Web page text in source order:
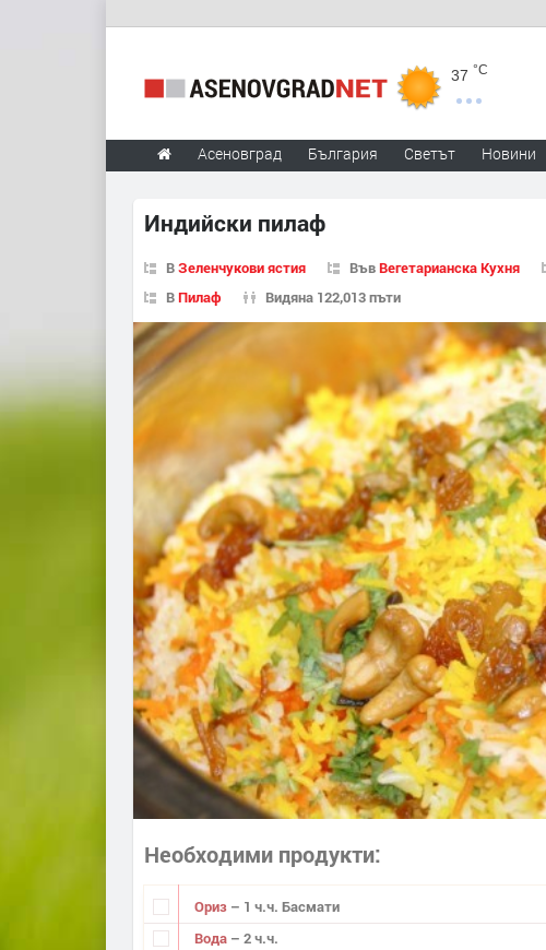
37 °C
Асеновград България Светът Новини
Индийски пилаф
ВЗеленчукови ястия ВъвВегетарианска Кухня
ВПилаф Видяна 122,013 пъти
Необходими продукти
Ориз – 1 ч.ч. Басмати
Вода – 2 ч.ч.